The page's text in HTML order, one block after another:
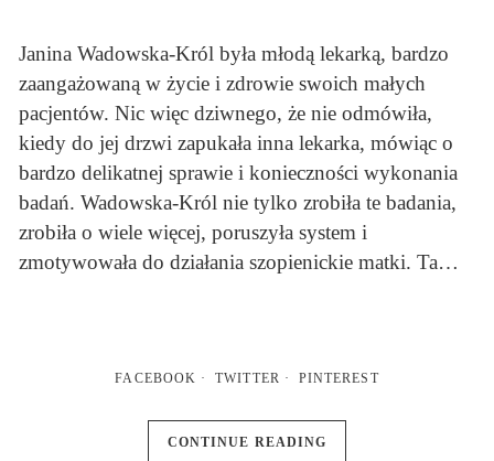
Janina Wadowska-Król była młodą lekarką, bardzo
zaangażowaną w życie i zdrowie swoich małych
pacjentów. Nic więc dziwnego, że nie odmówiła,
kiedy do jej drzwi zapukała inna lekarka, mówiąc o
bardzo delikatnej sprawie i konieczności wykonania
badań. Wadowska-Król nie tylko zrobiła te badania,
zrobiła o wiele więcej, poruszyła system i
zmotywowała do działania szopienickie matki. Ta…
FACEBOOK TWITTER PINTEREST
CONTINUE READING